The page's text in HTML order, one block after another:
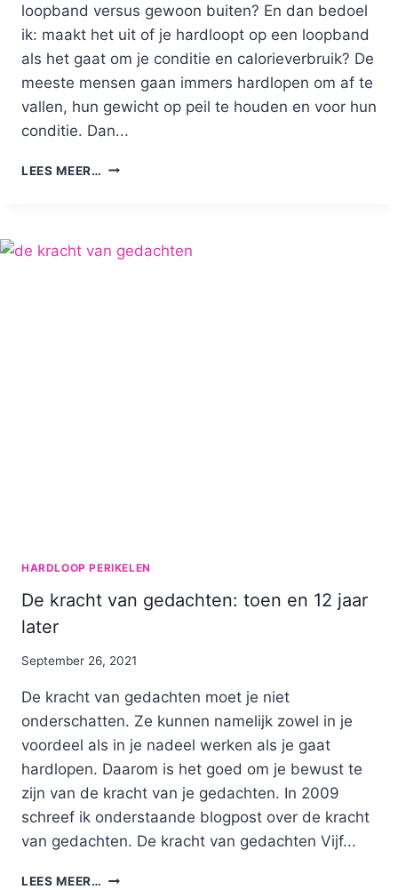
loopband versus gewoon buiten? En dan bedoel
ik: maakt het uit of je hardloopt op een loopband
als het gaat om je conditie en calorieverbruik? De
meeste mensen gaan immers hardlopen om af te
vallen, hun gewicht op peil te houden en voor hun
conditie. Dan...
LEES MEER… HARDLOPEN
VERSUS
GEWOON
HARDLOOP PERIKELEN
De kracht van gedachten: toen en 12 jaar
later
By
September 26, 2021
De kracht van gedachten moet je niet
onderschatten. Ze kunnen namelijk zowel in je
voordeel als in je nadeel werken als je gaat
hardlopen. Daarom is het goed om je bewust te
zijn van de kracht van je gedachten. In 2009
schreef ik onderstaande blogpost over de kracht
van gedachten. De kracht van gedachten Vijf...
LEES MEER… DE